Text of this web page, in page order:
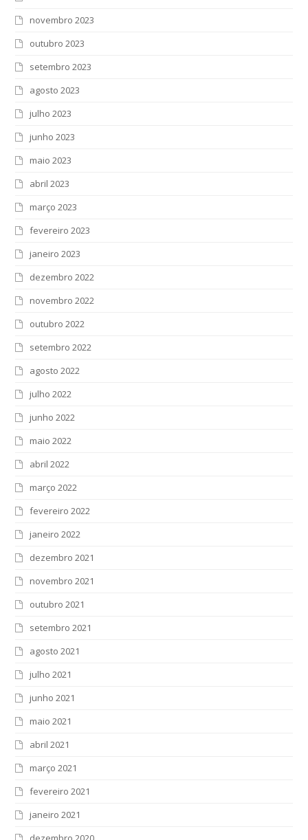
novembro 2023
outubro 2023
setembro 2023
agosto 2023
julho 2023
junho 2023
maio 2023
abril 2023
março 2023
fevereiro 2023
janeiro 2023
dezembro 2022
novembro 2022
outubro 2022
setembro 2022
agosto 2022
julho 2022
junho 2022
maio 2022
abril 2022
março 2022
fevereiro 2022
janeiro 2022
dezembro 2021
novembro 2021
outubro 2021
setembro 2021
agosto 2021
julho 2021
junho 2021
maio 2021
abril 2021
março 2021
fevereiro 2021
janeiro 2021